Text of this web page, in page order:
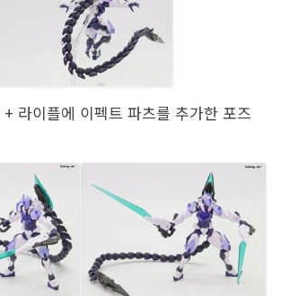
라이플에 이펙트 파츠를 추가한 포즈